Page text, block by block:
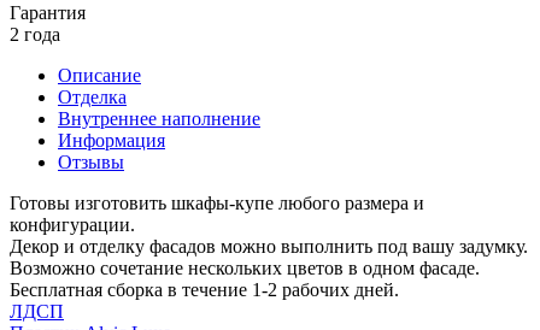
Гарантия
2 года
Описание
Отделка
Внутреннее наполнение
Информация
Отзывы
Готовы изготовить шкафы-купе любого размера и
конфигурации.
Декор и отделку фасадов можно выполнить под вашу задумку.
Возможно сочетание нескольких цветов в одном фасаде.
Бесплатная сборка в течение 1-2 рабочих дней.
ЛДСП